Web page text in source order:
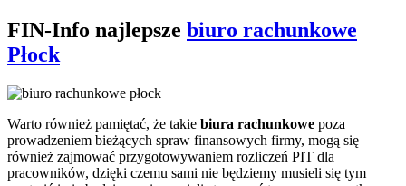
FIN-Info najlepsze biuro rachunkowe
Płock
Warto również pamiętać, że takie biura rachunkowe poza
prowadzeniem bieżących spraw finansowych firmy, mogą się
również zajmować przygotowywaniem rozliczeń PIT dla
pracowników, dzięki czemu sami nie będziemy musieli się tym